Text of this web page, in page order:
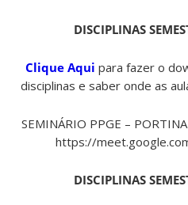
DISCIPLINAS
Clique Aqui para fazer o
disciplinas e saber onde as
SEMINÁRIO PPGE –
https://
DISCIPLINAS